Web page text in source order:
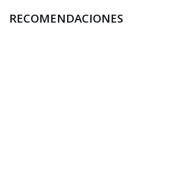
RECOMENDACIONES